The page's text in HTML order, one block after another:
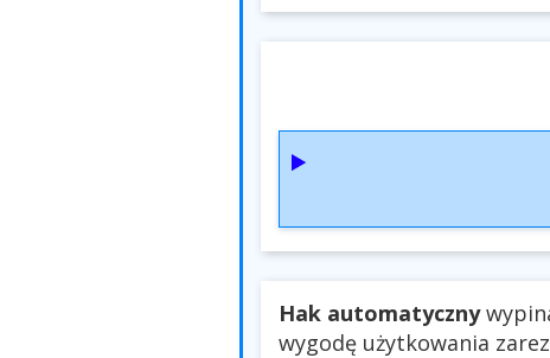
Hak automatyczny
wygodę użytkowania